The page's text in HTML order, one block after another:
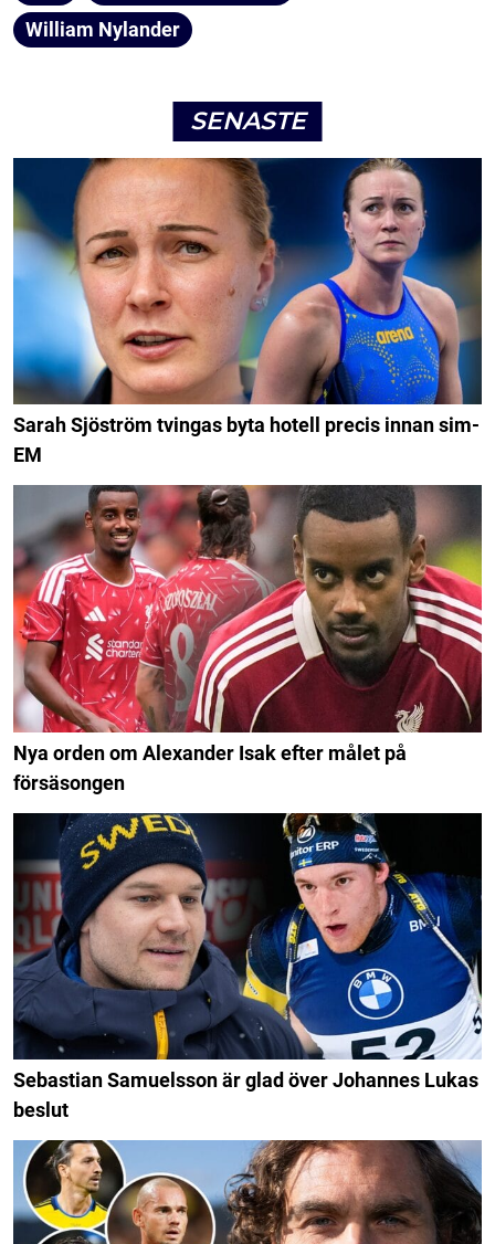
William Nylander
SENASTE
Sarah Sjöström tvingas byta hotell precis innan sim-
EM
Nya orden om Alexander Isak efter målet på
försäsongen
Sebastian Samuelsson är glad över Johannes Lukas
beslut